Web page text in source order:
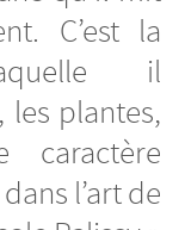
C’est la
il
les plantes,
l’art de